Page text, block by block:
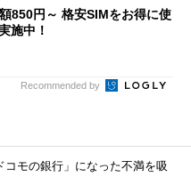
850円～ 格安SIMをお得に使
施中！
Recommended by
コモの銀行」になった不満を吸